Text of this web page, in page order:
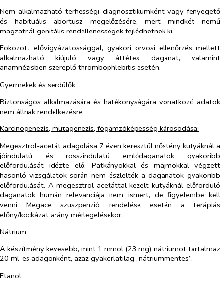
Nem alkalmazható terhességi diagnosztikumként vagy fenyegető
és habituális abortusz megelőzésére, mert mindkét nemű
magzatnál genitális rendellenességek fejlődhetnek ki.
Fokozott elővigyázatossággal, gyakori orvosi ellenőrzés mellett
alkalmazható kiújuló vagy áttétes daganat, valamint
anamnézisben szereplő thrombophlebitis esetén.
Gyermekek és serdülők
Biztonságos alkalmazására és hatékonyságára vonatkozó adatok
nem állnak rendelkezésre.
Karcinogenezis, mutagenezis, fogamzóképesség károsodása:
Megesztrol-acetát adagolása 7 éven keresztül nőstény kutyáknál a
jóindulatú és rosszindulatú emlődaganatok gyakoribb
előfordulását idézte elő. Patkányokkal és majmokkal végzett
hasonló vizsgálatok során nem észlelték a daganatok gyakoribb
előfordulását. A megesztrol-acetáttal kezelt kutyáknál előforduló
daganatok humán relevanciája nem ismert, de figyelembe kell
venni Megace szuszpenzió rendelése esetén a terápiás
előny/kockázat arány mérlegelésekor.
Nátrium
A készítmény kevesebb, mint 1 mmol (23 mg) nátriumot tartalmaz
20 ml-es adagonként, azaz gyakorlatilag „nátriummentes”.
Etanol